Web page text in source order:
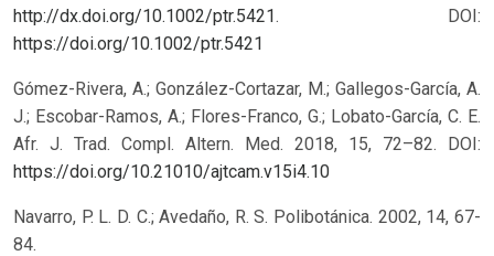
http://dx.doi.org/10.1002/ptr.5421. DOI:
https://doi.org/10.1002/ptr.5421
Gómez-Rivera, A.; González-Cortazar, M.; Gallegos-García, A.
J.; Escobar-Ramos, A.; Flores-Franco, G.; Lobato-García, C. E.
Afr. J. Trad. Compl. Altern. Med. 2018, 15, 72–82. DOI:
https://doi.org/10.21010/ajtcam.v15i4.10
Navarro, P. L. D. C.; Avedaño, R. S. Polibotánica. 2002, 14, 67-
84.